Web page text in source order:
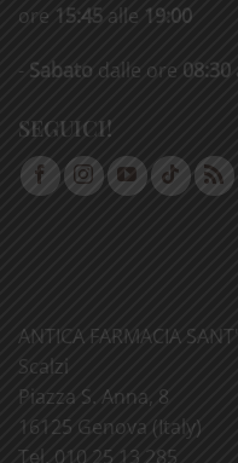
ore 15:45 alle 19:00
- Sabato dalle ore 08:30
SEGUICI!
ANTICA FARMACIA
Scalzi
Piazza S. Anna, 8
16125 Genova (Italy)
Tel. 010 25 13 285